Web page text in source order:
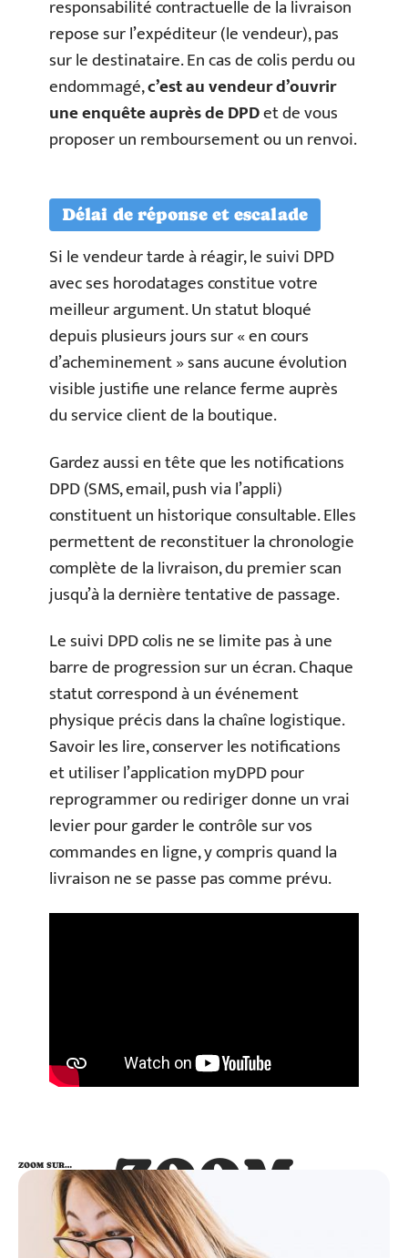
responsabilité contractuelle de la livraison
repose sur l’expéditeur (le vendeur), pas
sur le destinataire. En cas de colis perdu ou
endommagé,c’est au vendeur d’ouvrir
une enquête auprès de DPDet de vous
proposer un remboursement ou un renvoi.
Délai de réponse et escalade
Si le vendeur tarde à réagir, le suivi DPD
avec ses horodatages constitue votre
meilleur argument. Un statut bloqué
depuis plusieurs jours sur « en cours
d’acheminement » sans aucune évolution
visible justifie une relance ferme auprès
du service client de la boutique.
Gardez aussi en tête que les notifications
DPD (SMS, email, push via l’appli)
constituent un historique consultable. Elles
permettent de reconstituer la chronologie
complète de la livraison, du premier scan
jusqu’à la dernière tentative de passage.
Le suivi DPD colis ne se limite pas à une
barre de progression sur un écran. Chaque
statut correspond à un événement
physique précis dans la chaîne logistique.
Savoir les lire, conserver les notifications
et utiliser l’application myDPD pour
reprogrammer ou rediriger donne un vrai
levier pour garder le contrôle sur vos
commandes en ligne, y compris quand la
livraison ne se passe pas comme prévu.
ZOOM
SUR…
ZOOM SUR…